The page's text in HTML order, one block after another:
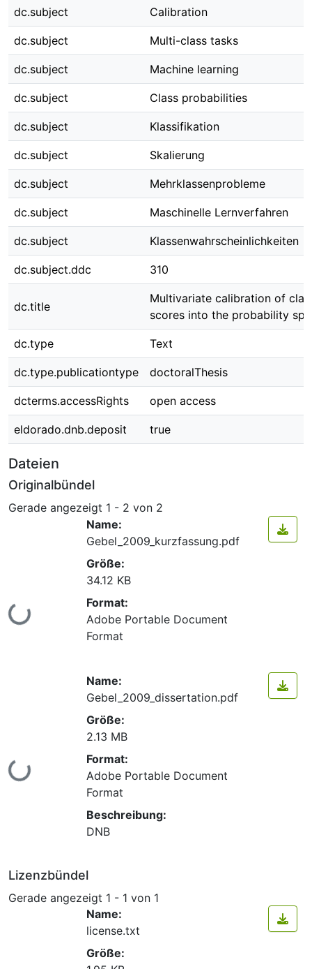
dc.subject Calibration
dc.subject Multi-class tasks
dc.subject Machine learning
dc.subject Class probabilities
dc.subject Klassifikation
dc.subject Skalierung
dc.subject Mehrklassenprobleme
dc.subject Maschinelle Lernverfahren
dc.subject Klassenwahrscheinlichkeiten
dc.subject.ddc 310
dc.title
Multivariate calibration of
scores into the probability
dc.type Text
dc.type.publicationtype doctoralThesis
dcterms.accessRights open access
eldorado.dnb.deposit true
Dateien
Originalbündel
Gerade angezeigt 1 - 2 von 2
Lade...
Name:
Gebel_2009_kurzfassung.pdf
Größe:
34.12 KB
Format:
Adobe Portable Document
Format
Lade...
Name:
Gebel_2009_dissertation.pdf
Größe:
2.13 MB
Format:
Adobe Portable Document
Format
Beschreibung:
DNB
Lizenzbündel
Gerade angezeigt 1 - 1 von 1
Name:
license.txt
Größe: